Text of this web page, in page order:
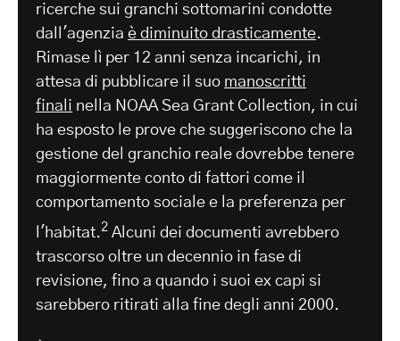
ricerche sui granchi sottomarini condotte
dall'agenzia è diminuito drasticamente.
Rimase lì per 12 anni senza incarichi, in
attesa di pubblicare il suo manoscritti
finali nella NOAA Sea Grant Collection, in cui
ha esposto le prove che suggeriscono che la
gestione del granchio reale dovrebbe tenere
maggiormente conto di fattori come il
comportamento sociale e la preferenza per
l'habitat.2 Alcuni dei documenti avrebbero
trascorso oltre un decennio in fase di
revisione, fino a quando i suoi ex capi si
sarebbero ritirati alla fine degli anni 2000.